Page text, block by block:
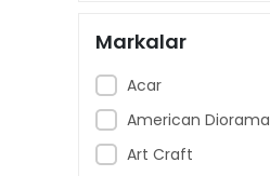
Markalar
Acar
American Diorama
Art Craft